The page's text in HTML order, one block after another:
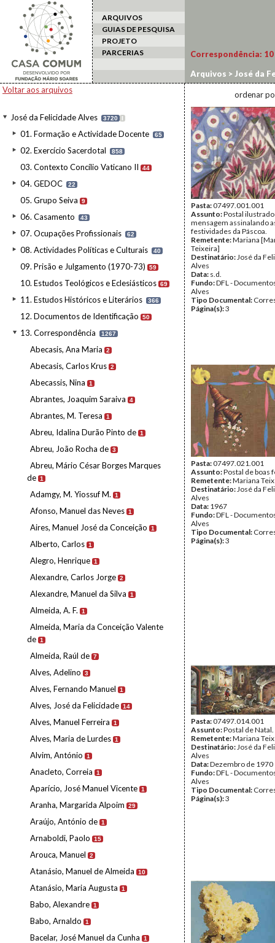
ARQUIVOS
GUIAS DE PESQUISA
PROJETO
PARCERIAS
Voltar aos arquivos
José da Felicidade Alves 3720 I
01. Formação e Actividade Docente 65
02. Exercício Sacerdotal 858
03. Contexto Concílio Vaticano II 44
04. GEDOC 22
05. Grupo Seiva 9
06. Casamento 43
07. Ocupações Profissionais 62
08. Actividades Políticas e Culturais 40
09. Prisão e Julgamento (1970-73) 59
10. Estudos Teológicos e Eclesiásticos 69
11. Estudos Históricos e Literários 366
12. Documentos de Identificação 50
13. Correspondência 1267
Abecasis, Ana Maria 2
Abecasis, Carlos Krus 2
Abecassis, Nina 1
Abrantes, Joaquim Saraiva 4
Abrantes, M. Teresa 1
Abreu, Idalina Durão Pinto de 1
Abreu, João Rocha de 3
Abreu, Mário César Borges Marques
de 1
Adamgy, M. Yiossuf M. 1
Afonso, Manuel das Neves 1
Aires, Manuel José da Conceição 1
Alberto, Carlos 1
Alegro, Henrique 1
Alexandre, Carlos Jorge 2
Alexandre, Manuel da Silva 1
Almeida, A. F. 1
Almeida, Maria da Conceição Valente
de 1
Almeida, Raúl de 7
Alves, Adelino 3
Alves, Fernando Manuel 1
Alves, José da Felicidade 14
Alves, Manuel Ferreira 1
Alves, Maria de Lurdes 1
Alvim, António 1
Anacleto, Correia 1
Aparício, José Manuel Vicente 1
Aranha, Margarida Alpoim 29
Araújo, António de 1
Arnaboldi, Paolo 15
Arouca, Manuel 2
Atanásio, Manuel de Almeida 10
Atanásio, Maria Augusta 1
Babo, Alexandre 1
Babo, Arnaldo 1
Bacelar, José Manuel da Cunha 1
Correspondência: 10
Arquivos > José da
ordenar
Pasta:07497.001.001
Assunto:Postal
mensagem assinalando
festividades da Páscoa.
Remetente:Mariana
Teixeira]
Destinatário:José da
Alves
Data: s.d.
Fundo:DFL -
Alves
Tipo Documental:
Página(s):3
Pasta:07497.021.001
Assunto:Postal de boas
Remetente:Mariana
Destinatário:José da
Alves
Data: 1967
Fundo:DFL -
Alves
Tipo Documental:
Página(s):3
Pasta:07497.014.001
Assunto:Postal de Natal.
Remetente:Mariana
Destinatário:José da
Alves
Data:Dezembro de 1970
Fundo:DFL -
Alves
Tipo Documental:
Página(s):3